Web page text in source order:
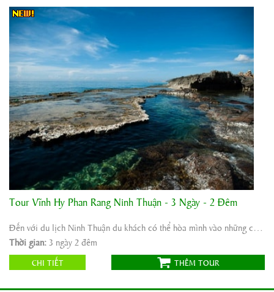
Khởi hành:
Hà Nội
Phương tiện:
ô tô máybay
Giá tour: 1.550.000
Tour Vĩnh Hy Phan Rang Ninh Thuận - 3 Ngày - 2 Đêm
Đến với du lịch Ninh Thuận du khách có thể hòa mình vào những cơn sóng vỗ về của gió ...
Thời gian:3 ngày 2 đêm
CHI TIẾT THÊM TOUR